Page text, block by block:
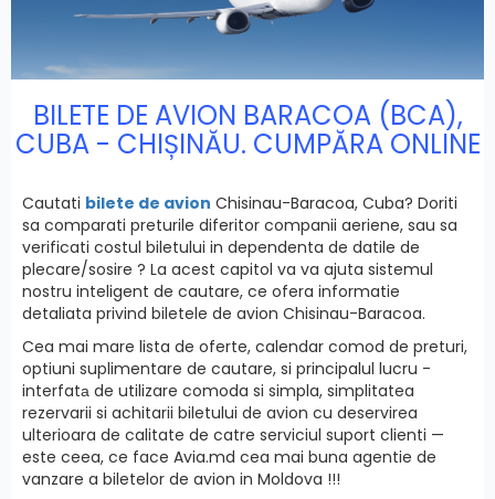
BILETE DE AVION BARACOA (BCA),
CUBA - CHIȘINĂU. CUMPĂRA ONLINE
Cautati bilete de avion Chisinau-Baracoa, Cuba? Doriti
sa comparati preturile diferitor companii aeriene, sau sa
verificati costul biletului in dependenta de datile de
plecare/sosire ? La acest capitol va va ajuta sistemul
nostru inteligent de cautare, ce ofera informatie
detaliata privind biletele de avion Chisinau-Baracoa.
Cea mai mare lista de oferte, calendar comod de preturi,
optiuni suplimentare de cautare, si principalul lucru -
interfatа de utilizare comoda si simpla, simplitatea
rezervarii si achitarii biletului de avion cu deservirea
ulterioara de calitate de catre serviciul suport clienti —
este ceea, ce face Avia.md cea mai buna agentie de
vanzare a biletelor de avion in Moldova !!!